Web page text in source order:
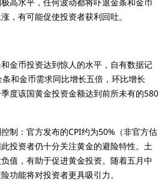
，有可能促使投资者获利回吐。
金币投资达到惊人的水平，自有数据记
和金币需求同比增长五倍，环比增长
度该国黄金投资金额达到前所未有的580
制：官方发布的CPI约为50%（非官方估
投资者仍十分关注黄金的避险特性。土
值，有助于促进黄金投资。随着五月中
功能将对投资者更具吸引力。